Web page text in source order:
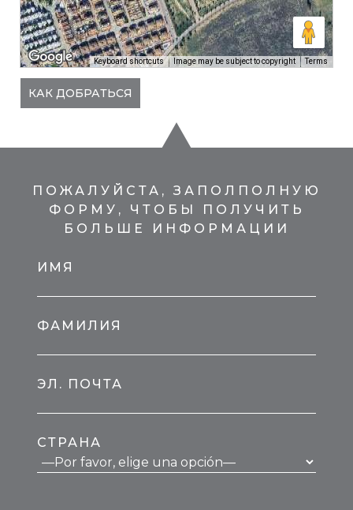
Keyboard shortcuts Image may be subject to copyright Terms
КАК ДОБРАТЬСЯ
ПОЖАЛУЙСТА, ЗАПОЛПОЛНУЮ
ФОРМУ, ЧТОБЫ ПОЛУЧИТЬ
БОЛЬШЕ ИНФОРМАЦИИ
ИМЯ
ФАМИЛИЯ
ЭЛ. ПОЧТА
СТРАНА